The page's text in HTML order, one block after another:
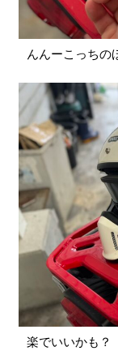
んんーこっちの
楽でいいかも？